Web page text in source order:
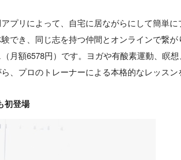
プリによって、自宅に居ながらにして簡単
でき、同じ志を持つ仲間とオンラインで繋
月額6578円）です。ヨガや有酸素運動、瞑
、プロのトレーナーによる本格的なレッスン
初登場